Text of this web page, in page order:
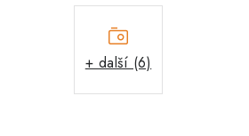
+ další (6)